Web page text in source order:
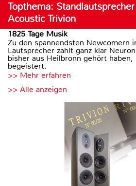
Topthema:
Acoustic Trivion
1825 Tage Musik
Zu den spannendsten Newcomern
Lautsprecher zählt ganz klar
bisher aus Heilbronn gehört
begeistert.
>> Mehr erfahren
>> Alle anzeigen